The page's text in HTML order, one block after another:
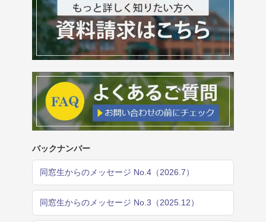
バックナンバー
同窓生からのメッセージ No.4（2026.7）
同窓生からのメッセージ No.3（2025.12）